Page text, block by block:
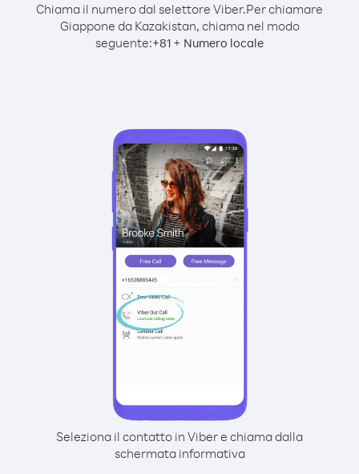
Chiama il numero dal selettore Viber.Per chiamare
Giappone da Kazakistan, chiama nel modo
seguente:+81 + Numero locale
Seleziona il contatto in Viber e chiama dalla
schermata informativa